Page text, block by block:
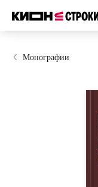
Монографии